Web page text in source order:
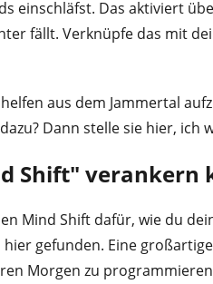
einschläfst. Das aktiviert
fällt. Verknüpfe das mit
aus dem Jammertal
Dann stelle sie hier, ich
Shift" verankern
Mind Shift dafür, wie du
gefunden. Eine
Morgen zu